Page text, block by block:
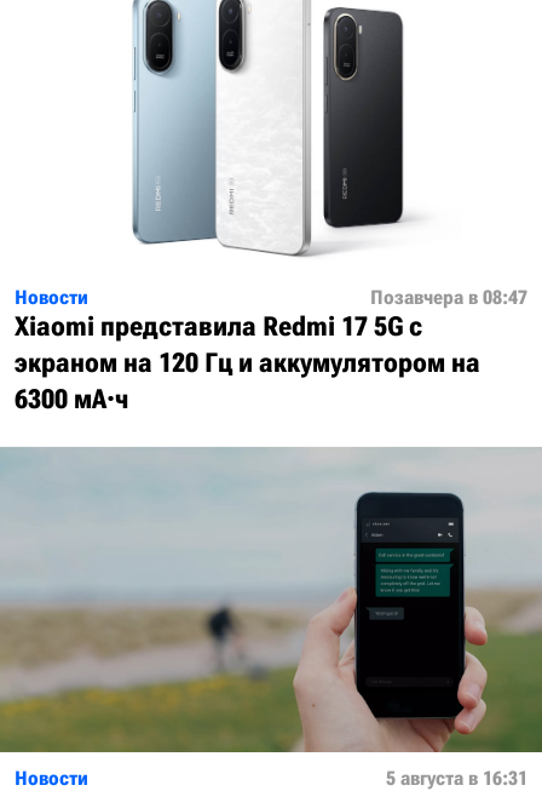
Новости Позавчера в 08:47
Xiaomi представила Redmi 17 5G с
экраном на 120 Гц и аккумулятором на
6300 мА·ч
Новости 5 августа в 16:31